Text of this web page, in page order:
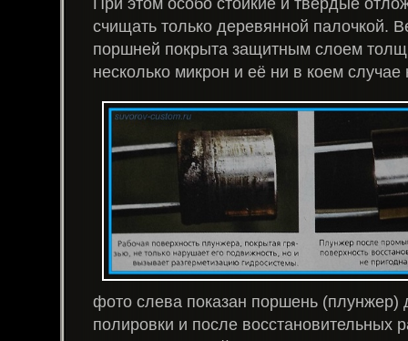
счищать только деревянной палочкой.
поршней покрыта защитным слоем
несколько микрон и её ни в коем случае
фото слева показан поршень (плунжер)
полировки и после восстановительных